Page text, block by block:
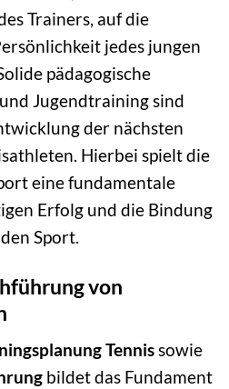
Trainers, auf die
jedes jungen
pädagogische
Jugendtraining sind
der nächsten
Hierbei spielt die
eine fundamentale
Erfolg und die Bindung
Sport.
von
Tennissowie
bildet das Fundament